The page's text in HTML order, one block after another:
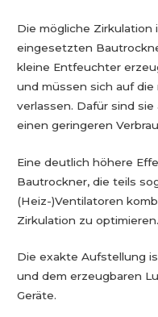
Die mögliche Zirkulation
eingesetzten
kleine Entfeuchter
und müssen sich auf
verlassen. Dafür sind
einen geringeren
Eine deutlich höhere
Bautrockner, die teils
(Heiz-)Ventilatoren
Zirkulation zu optimieren.
Die exakte Aufstellung
und dem erzeugbaren
Geräte.